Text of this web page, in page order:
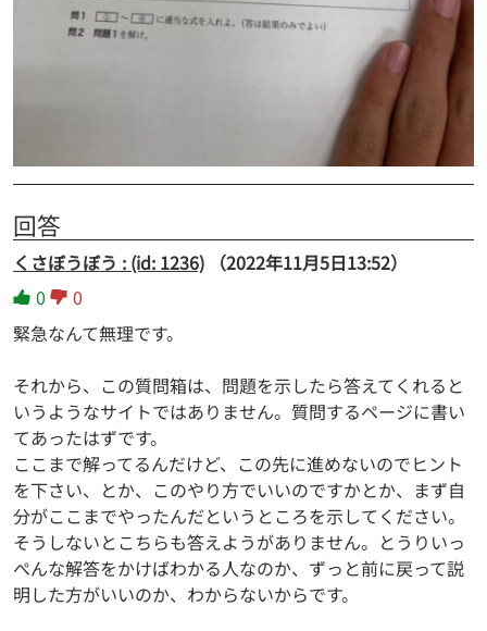
回答
くさぼうぼう : (id: 1236)
（2022年11月5日13:52）
0
0
緊急なんて無理です。
それから、この質問箱は、問題を示したら答えてくれると
いうようなサイトではありません。質問するページに書い
てあったはずです。
ここまで解ってるんだけど、この先に進めないのでヒント
を下さい、とか、このやり方でいいのですかとか、まず自
分がここまでやったんだというところを示してください。
そうしないとこちらも答えようがありません。とうりいっ
ぺんな解答をかけばわかる人なのか、ずっと前に戻って説
明した方がいいのか、わからないからです。